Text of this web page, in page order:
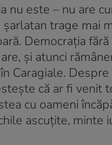
nu este – nu are
șarlatan trage mai
Democrația
și atunci
Caragiale.
că ar fi venit
cu oameni
ascuțite, minte